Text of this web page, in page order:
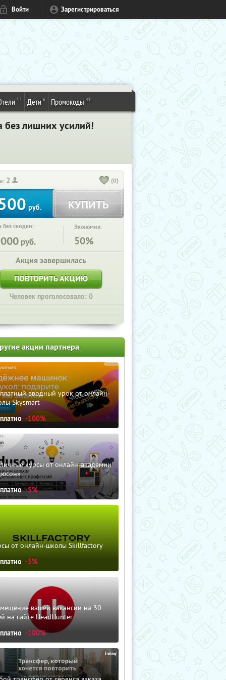
Войти Зарегистрироваться
17 Дети 6 Промокоды 49
без лишних усилий!
2 (0)
руб. КУПИТЬ
без скидки:
руб.
Экономия:
50%
Акция завершилась
ПОВТОРИТЬ АКЦИЮ
Человек проголосовало: 0
акции партнера
вводный урок от онлайн-
Skysmart
-100%
курсы от онлайн-академии
-5%
от онлайн-школы Skillfactory
-5%
вашей вакансии на 30
на сайте HeadHunter
-100%